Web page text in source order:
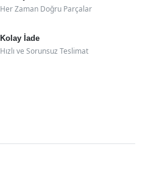
Her Zaman Doğru Parçalar
Kolay İade
Hızlı ve Sorunsuz Teslimat